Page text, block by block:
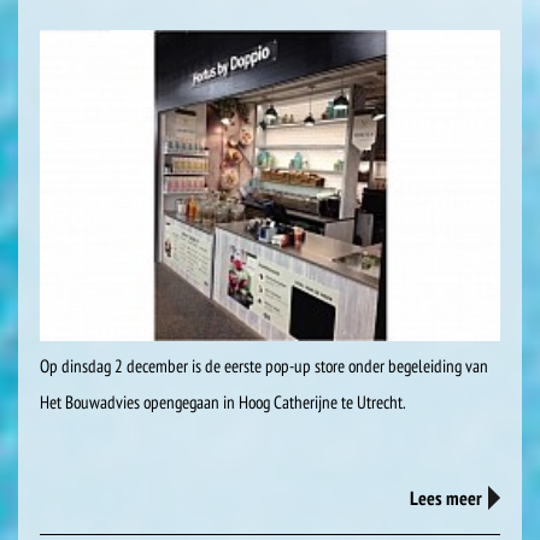
Op dinsdag 2 december is de eerste pop-up store onder begeleiding van
Het Bouwadvies opengegaan in Hoog Catherijne te Utrecht.
Lees meer